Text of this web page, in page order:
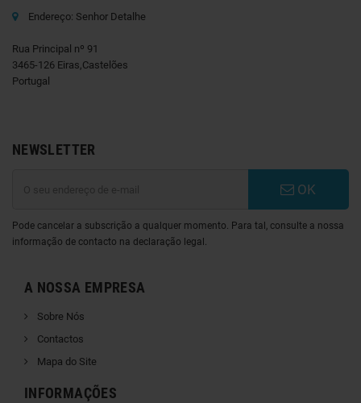
Endereço: Senhor Detalhe
Rua Principal nº 91
3465-126 Eiras,Castelões
Portugal
NEWSLETTER
OK
Pode cancelar a subscrição a qualquer momento. Para tal, consulte a nossa
informação de contacto na declaração legal.
A NOSSA EMPRESA
Sobre Nós
Contactos
Mapa do Site
INFORMAÇÕES